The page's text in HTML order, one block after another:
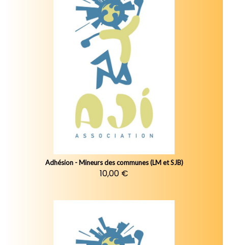
Adhésion - Mineurs des communes (LM et SJB)
10,00 €